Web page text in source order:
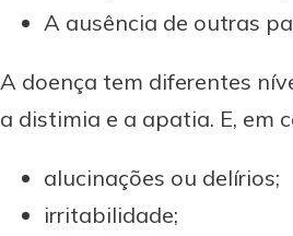
A ausência de outras
A doença tem diferentes
a distimia e a apatia. E, em
alucinações ou delírios;
irritabilidade;